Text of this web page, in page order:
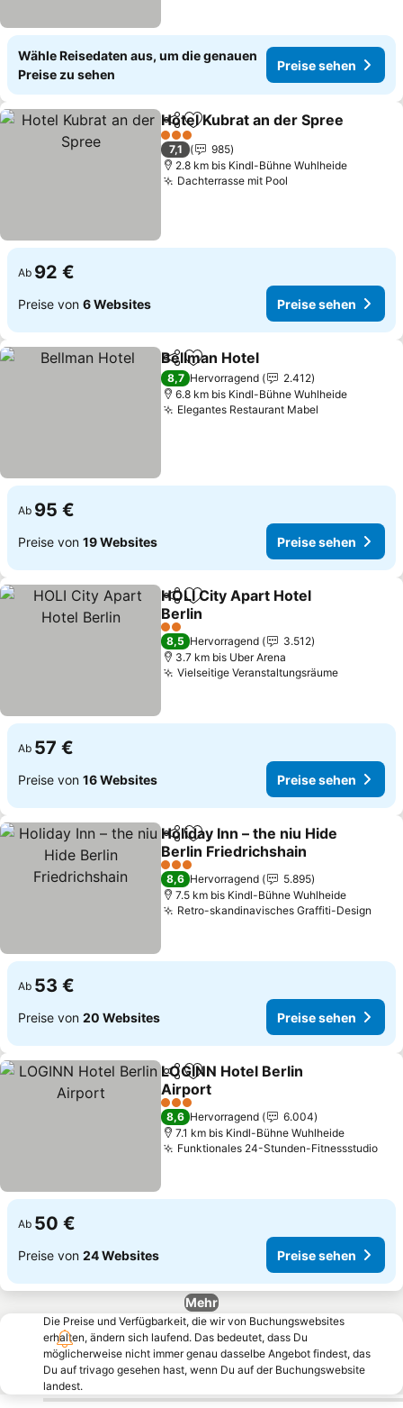
Wähle Reisedaten aus, um die genauen
Preise zu sehen
Preise sehen
TeilenZu Favoriten hinzufügen
Hotel Kubrat an der Spree
3 Sterne
7,1
985
2.8 km bis Kindl-Bühne Wuhlheide
Dachterrasse mit Pool
Ab 92 €
Preise von 6 Websites Preise sehen
TeilenZu Favoriten hinzufügen
Bellman Hotel
8,7 Hervorragend
2.412
6.8 km bis Kindl-Bühne Wuhlheide
Elegantes Restaurant Mabel
Ab 95 €
Preise von 19 Websites Preise sehen
TeilenZu Favoriten hinzufügen
HOLI City Apart Hotel
Berlin
Preise sehen
2 Sterne
8,5 Hervorragend
3.512
3.7 km bis Uber Arena
Vielseitige VeranstaltungsräumePreise
Ab 57 €
Preise von 16 Websites Preise sehen
TeilenZu Favoriten hinzufügen
Holiday Inn – the niu Hide
Berlin Friedrichshain
Preise sehen
3 Sterne
8,6 Hervorragend
5.895
7.5 km bis Kindl-Bühne Wuhlheide
Retro-skandinavisches Graffiti-Design
Ab 53 €
Preise von 20 Websites Preise sehen
TeilenZu Favoriten hinzufügen
LOGINN Hotel Berlin
Airport
Preise sehen
3 Sterne
8,6 Hervorragend
6.004
7.1 km bis Kindl-Bühne Wuhlheide
Funktionales 24-Stunden-Fitnessstudio
Ab 50 €
Preise von 24 Websites Preise sehen
Mehr
Die Preise und Verfügbarkeit, die wir von Buchungswebsites
erhalten, ändern sich laufend. Das bedeutet, dass Du
möglicherweise nicht immer genau dasselbe Angebot findest, das
Du auf trivago gesehen hast, wenn Du auf der Buchungswebsite
landest.